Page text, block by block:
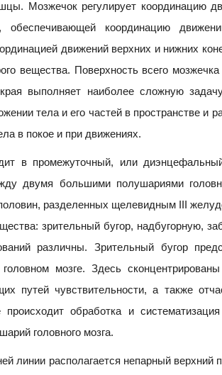
Мозжечок регулирует координацию
обеспечивающей координацию
движений верхних и нижних
вещества. Поверхность всего
выполняет наиболее сложную
тела и его частей в пространстве и
в покое и при движениях.
в промежуточный, или
двумя большими полушариями
разделенных щелевидным III
зрительный бугор, надбугорную,
различны. Зрительный бугор
мозге. Здесь
путей чувствительности, а также
обработка и
головного мозга.
линии располагается непарный верхний